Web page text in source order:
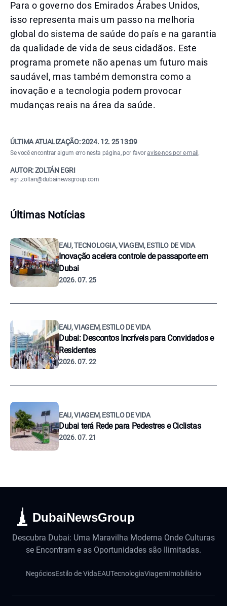
Para o governo dos Emirados Árabes Unidos,
isso representa mais um passo na melhoria
global do sistema de saúde do país e na garantia
da qualidade de vida de seus cidadãos. Este
programa promete não apenas um futuro mais
saudável, mas também demonstra como a
inovação e a tecnologia podem provocar
mudanças reais na área da saúde.
ÚLTIMA ATUALIZAÇÃO:2024. 12. 25 13:09
Se você encontrar algum erro nesta página, por favoravise-nos por e-mail .
AUTOR: ZOLTÁN EGRI
egri.zoltan@dubainewsgroup.com
Últimas Notícias
EAU, TECNOLOGIA, VIAGEM, ESTILO DE VIDA
Inovação acelera controle de passaporte em
Dubai
2026. 07. 25
EAU, VIAGEM, ESTILO DE VIDA
Dubai: Descontos Incríveis para Convidados e
Residentes
2026. 07. 22
EAU, VIAGEM, ESTILO DE VIDA
Dubai terá Rede para Pedestres e Ciclistas
2026. 07. 21
DubaiNewsGroup
Descubra Dubai: Uma Maravilha Moderna Onde Culturas
se Encontram e as Oportunidades são Ilimitadas.
NegóciosEstilo de VidaEAUTecnologiaViagemImobiliário